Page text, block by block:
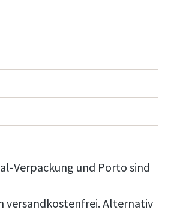
Verpackung und Porto sind
versandkostenfrei. Alternativ